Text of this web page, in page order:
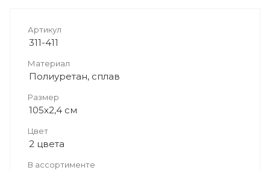
Артикул
311-411
Материал
Полиуретан, сплав
Размер
105х2,4 см
Цвет
2 цвета
В ассортименте